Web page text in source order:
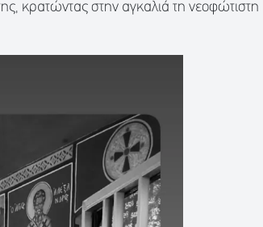
κρατώντας στην αγκαλιά τη νεοφώτιστη